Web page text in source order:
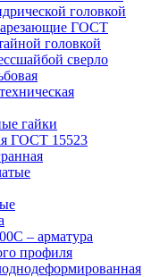
головкой
ГОСТ
головкой
сверло
гайки
ГОСТ 15523
– арматура
профиля